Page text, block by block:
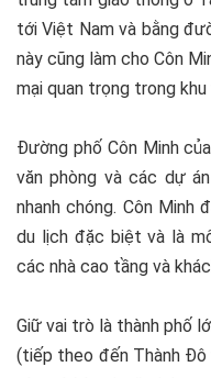
tới Việt Nam và bằng
này cũng làm cho Côn
mại quan trọng trong khu
Đường phố Côn Minh
văn phòng và các dự
nhanh chóng. Côn
du lịch đặc biệt và là
các nhà cao tầng và
Giữ vai trò là thành phố
(tiếp theo đến Thành Đô